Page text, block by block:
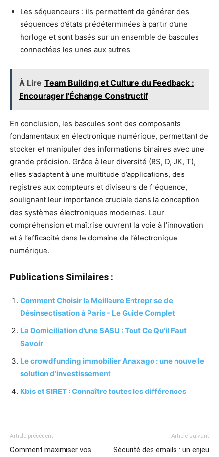
Les séquenceurs : ils permettent de générer des
séquences d’états prédéterminées à partir d’une
horloge et sont basés sur un ensemble de bascules
connectées les unes aux autres.
À Lire Team Building et Culture du Feedback :
Encourager l'Échange Constructif
En conclusion, les bascules sont des composants
fondamentaux en électronique numérique, permettant de
stocker et manipuler des informations binaires avec une
grande précision. Grâce à leur diversité (RS, D, JK, T),
elles s’adaptent à une multitude d’applications, des
registres aux compteurs et diviseurs de fréquence,
soulignant leur importance cruciale dans la conception
des systèmes électroniques modernes. Leur
compréhension et maîtrise ouvrent la voie à l’innovation
et à l’efficacité dans le domaine de l’électronique
numérique.
Publications Similaires :
Comment Choisir la Meilleure Entreprise de
Désinsectisation à Paris – Le Guide Complet
La Domiciliation d’une SASU : Tout Ce Qu’il Faut
Savoir
Le crowdfunding immobilier Anaxago : une nouvelle
solution d’investissement
Kbis et SIRET : Connaître toutes les différences
Article précédent
Comment maximiser vos
Article suivant
Sécurité des emails : un enjeu